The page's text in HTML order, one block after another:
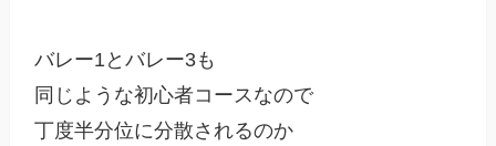
バレー1とバレー3も
同じような初心者コースなので
丁度半分位に分散されるのか